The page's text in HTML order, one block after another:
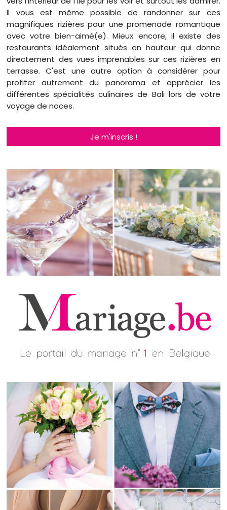
Il vous est même possible de randonner sur ces
magnifiques rizières pour une promenade romantique
avec votre bien-aimé(e). Mieux encore, il existe des
restaurants idéalement situés en hauteur qui donne
directement des vues imprenables sur ces rizières en
terrasse. C'est une autre option à considérer pour
profiter autrement du panorama et apprécier les
différentes spécialités culinaires de Bali lors de votre
voyage de noces.
Je m'inscris !